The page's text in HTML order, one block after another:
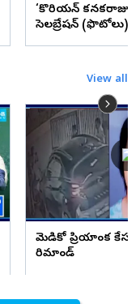
‘కొరియన్‌ కనకరాజు’
సెలబ్రేషన్‌ (ఫొటోలు)
View all
మెడికో ప్రియాంక
రిమాండ్